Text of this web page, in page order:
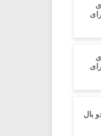
بال